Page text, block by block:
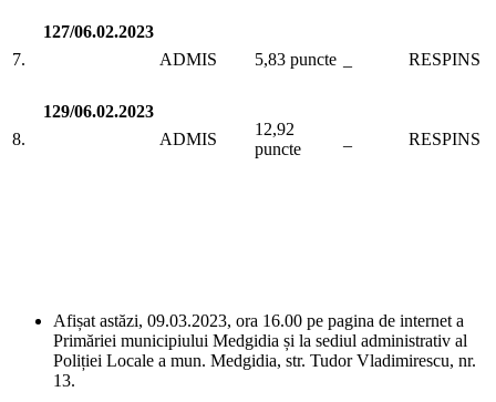
7.
127/06.02.2023
ADMIS
5,83 puncte RESPINS
8.
129/06.02.2023
ADMIS
12,92
puncte
RESPINS
Afișat astăzi, 09.03.2023, ora 16.00 pe pagina de internet a
Primăriei municipiului Medgidia și la sediul administrativ al
Poliției Locale a mun. Medgidia, str. Tudor Vladimirescu, nr.
13.